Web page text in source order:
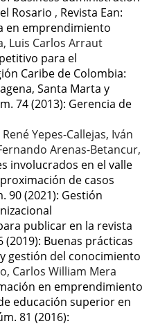
Rosario , Revista Ean:
en emprendimiento
Luis Carlos Arraut
para el
Caribe de Colombia:
Santa Marta y
74 (2013): Gerencia de
Yepes-Callejas, Iván
Arenas-Betancur,
involucrados en el valle
de casos
90 (2021): Gestión
publicar en la revista
(2019): Buenas prácticas
gestión del conocimiento
Carlos William Mera
en emprendimiento
educación superior en
81 (2016):